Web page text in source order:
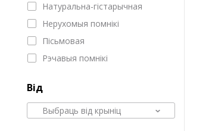
Натуральна-гістарычная
Нерухомыя помнікі
Пісьмовая
Рэчавыя помнікі
Від
Выбраць від крыніц